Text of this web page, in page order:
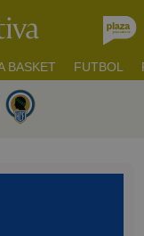
BASKET FUTBOL